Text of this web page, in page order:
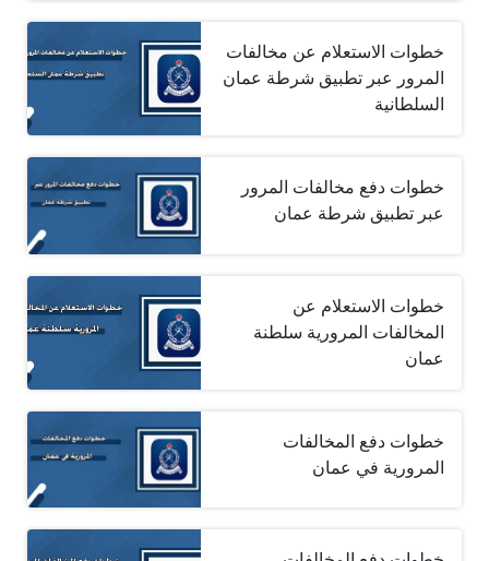
خطوات الاستعلام عن مخالفات
المرور عبر تطبيق شرطة عمان
السلطانية
خطوات دفع مخالفات المرور
عبر تطبيق شرطة عمان
خطوات الاستعلام عن
المخالفات المرورية سلطنة
عمان
خطوات دفع المخالفات
المرورية في عمان